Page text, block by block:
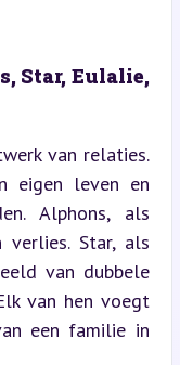
Star, Eulalie,
van relaties.
eigen leven en
Alphons, als
Star, als
van dubbele
van hen voegt
een familie in